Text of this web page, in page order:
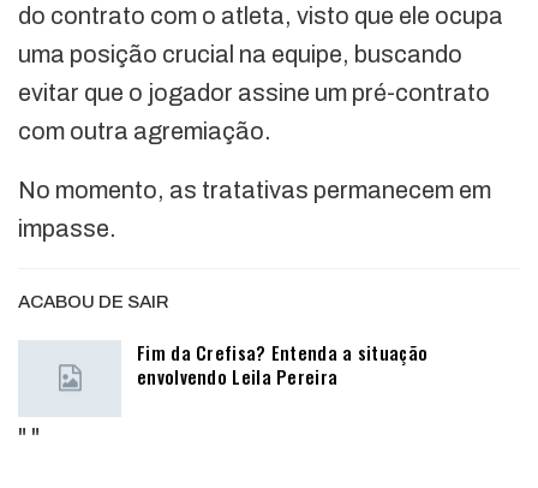
do contrato com o atleta, visto que ele ocupa
uma posição crucial na equipe, buscando
evitar que o jogador assine um pré-contrato
com outra agremiação.
No momento, as tratativas permanecem em
impasse.
ACABOU DE SAIR
Fim da Crefisa? Entenda a situação
envolvendo Leila Pereira
" "